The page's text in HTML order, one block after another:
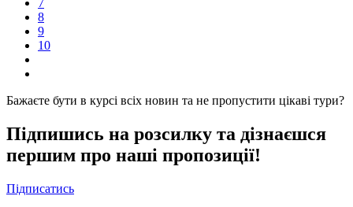
7
8
9
10
Бажаєте бути в курсі всіх новин та не пропустити цікаві тури?
Підпишись на розсилку та дізнаєшся
першим про наші пропозиції!
Підписатись